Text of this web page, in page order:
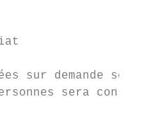
sur demande
sera